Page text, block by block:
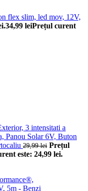
flex slim, led mov, 12V,
34,99 leiPrețul curent
3 intensitati a
Panou Solar 6V, Buton
29,99lei Prețul
este: 24,99 lei.